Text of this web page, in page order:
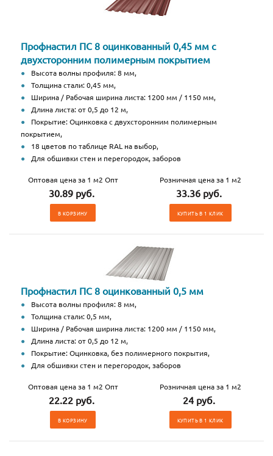
Профнастил ПС 8 оцинкованный 0,45 мм с
двухсторонним полимерным покрытием
Высота волны профиля: 8 мм,
Толщина стали: 0,45 мм,
Ширина / Рабочая ширина листа: 1200 мм / 1150 мм,
Длина листа: от 0,5 до 12 м,
Покрытие: Оцинковка с двухсторонним полимерным
покрытием,
18 цветов по таблице RAL на выбор,
Для обшивки стен и перегородок, заборов
Оптовая цена за 1 м2 Опт
30.89 руб.
В КОРЗИНУ
Розничная цена за 1 м2
33.36 руб.
КУПИТЬ В 1 КЛИК
Профнастил ПС 8 оцинкованный 0,5 мм
Высота волны профиля: 8 мм,
Толщина стали: 0,5 мм,
Ширина / Рабочая ширина листа: 1200 мм / 1150 мм,
Длина листа: от 0,5 до 12 м,
Покрытие: Оцинковка, без полимерного покрытия,
Для обшивки стен и перегородок, заборов
Оптовая цена за 1 м2 Опт
22.22 руб.
В КОРЗИНУ
Розничная цена за 1 м2
24 руб.
КУПИТЬ В 1 КЛИК